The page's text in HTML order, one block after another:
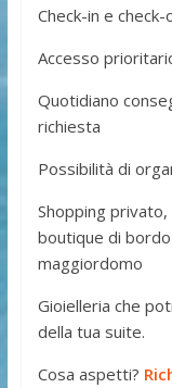
Check-in e
Accesso
Quotidiano
richiesta
Possibilità di
Shopping
boutique di
maggiordomo
Gioielleria che
della tua suite.
Cosa aspetti?